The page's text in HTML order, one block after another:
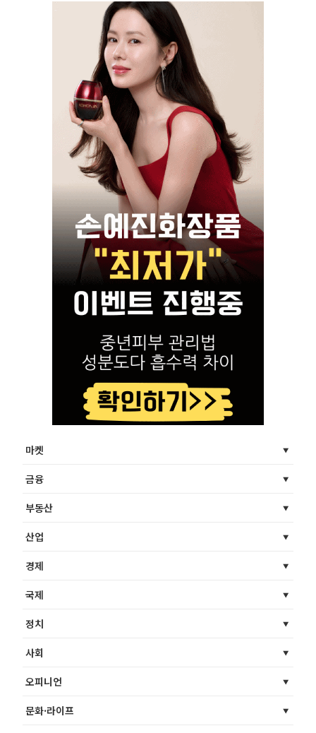
마켓
금융
부동산
산업
경제
국제
정치
사회
오피니언
문화·라이프